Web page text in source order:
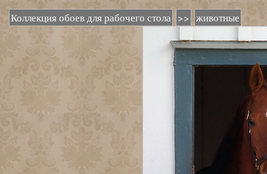
Коллекция обоев для рабочего стола >> животные